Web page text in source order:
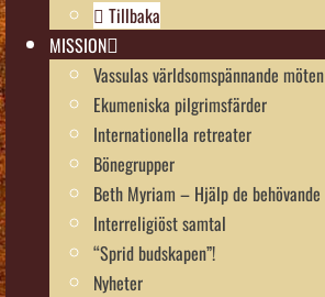
Tillbaka
MISSION
Vassulas världsomspännande möten
Ekumeniska pilgrimsfärder
Internationella retreater
Bönegrupper
Beth Myriam – Hjälp de behövande
Interreligiöst samtal
“Sprid budskapen”!
Nyheter